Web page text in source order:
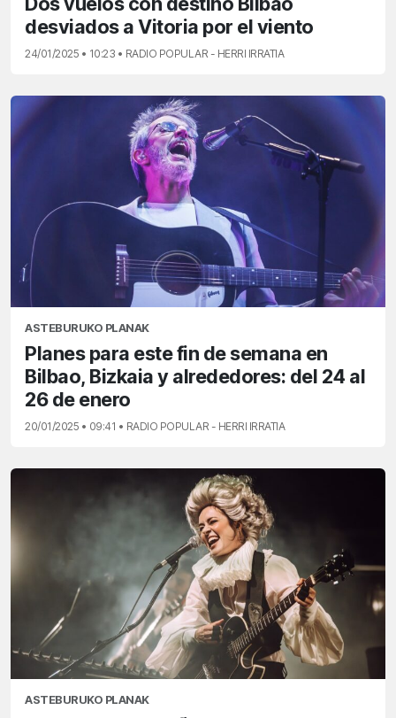
desviados a Vitoria por el viento
24/01/2025 • 10:23 • RADIO POPULAR - HERRI IRRATIA
ASTEBURUKO PLANAK
Planes para este fin de semana en
Bilbao, Bizkaia y alrededores: del 24 al
26 de enero
20/01/2025 • 09:41 • RADIO POPULAR - HERRI IRRATIA
ASTEBURUKO PLANAK